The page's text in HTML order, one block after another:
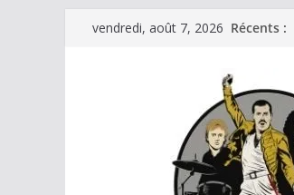
vendredi, août 7, 2026 Récents :